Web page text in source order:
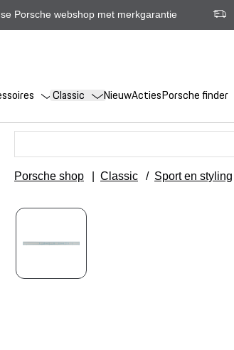
Porsche webshop met merkgarantie
Classic NieuwActiesPorsche finder
Porsche shop Classic / Sport en styling